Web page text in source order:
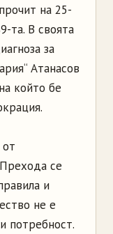
на 25-
та. В своята
за
Атанасов
който бе
се
и
не е
потребност.